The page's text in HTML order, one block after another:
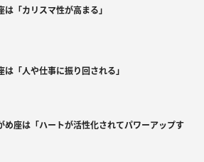
は「カリスマ性が高まる」
は「人や仕事に振り回される」
め座は「ハートが活性化されてパワーアップす